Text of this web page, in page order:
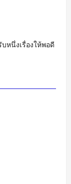
หนึ่งเรื่องให้พอดี